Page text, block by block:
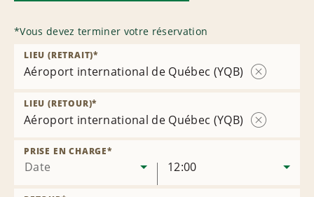
*Vous devez terminer votre réservation
Aéroport international de Québec (YQB)
LIEU (RETRAIT)*
Aéroport international de Québec (YQB)
LIEU (RETOUR)*
Date
PRISE EN CHARGE*
12:00